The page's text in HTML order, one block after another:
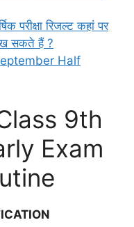
परीक्षा रिजल्ट कहां पर
सकते हैं ?
Half
9th
Exam